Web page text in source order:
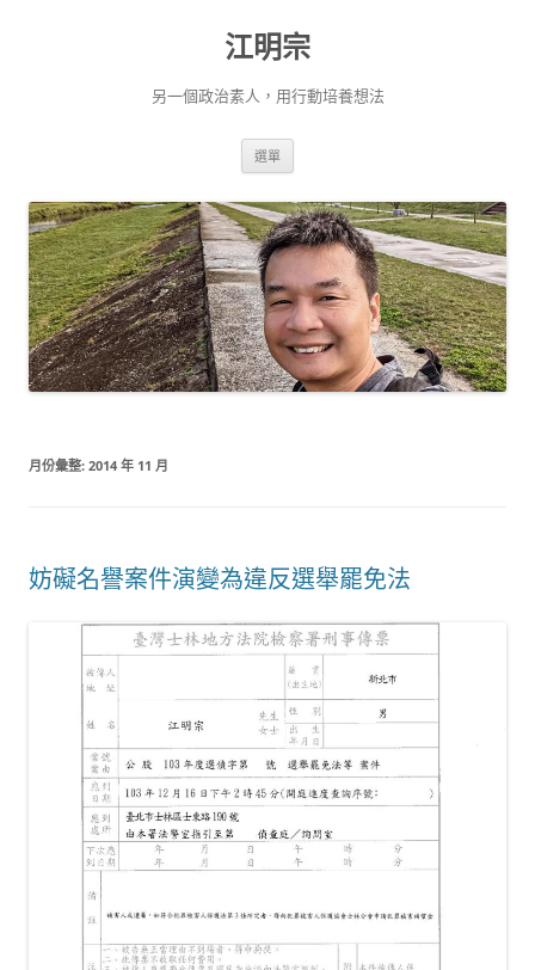
江明宗
另一個政治素人，用行動培養想法
選單
月份彙整: 2014 年 11 月
妨礙名譽案件演變為違反選舉罷免法